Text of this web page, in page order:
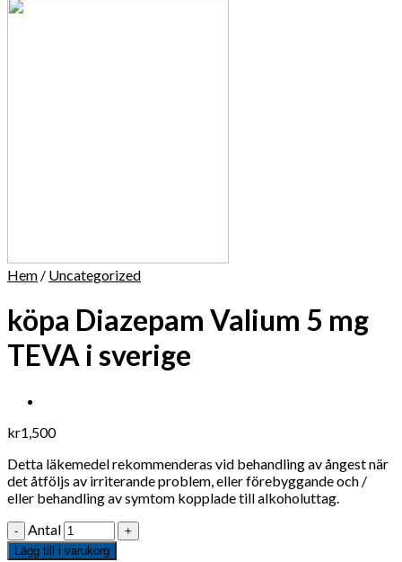
Hem / Uncategorized
köpa Diazepam Valium 5 mg
TEVA i sverige
kr1,500
Detta läkemedel rekommenderas vid behandling av ångest när
det åtföljs av irriterande problem, eller förebyggande och /
eller behandling av symtom kopplade till alkoholuttag.
Antal
Lägg till i varukorg